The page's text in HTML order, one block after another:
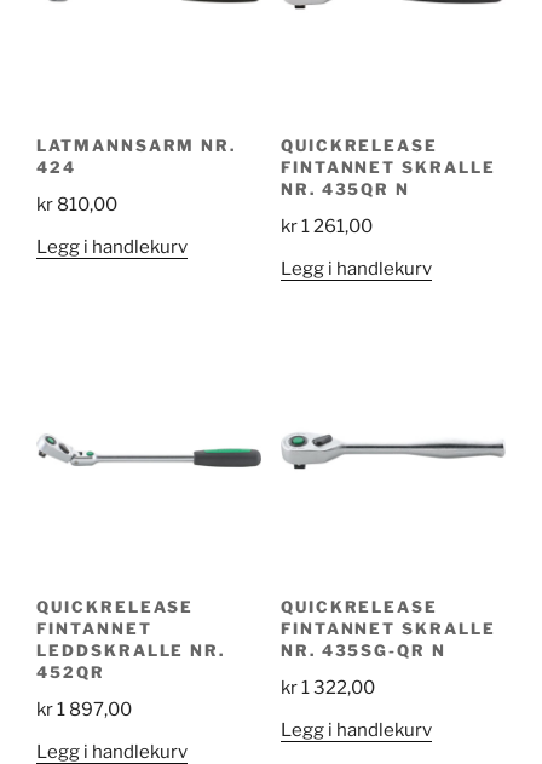
LATMANNSARM NR.
424
kr 810,00
Legg i handlekurv
QUICKRELEASE
FINTANNET SKRALLE
NR. 435QR N
kr1 261,00
Legg i handlekurv
QUICKRELEASE
FINTANNET
LEDDSKRALLE NR.
452QR
kr1 897,00
Legg i handlekurv
QUICKRELEASE
FINTANNET SKRALLE
NR. 435SG-QR N
kr1 322,00
Legg i handlekurv